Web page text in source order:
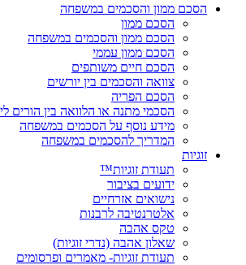
הסכם ממון והסכמים במשפחה
הסכם ממון
הסכם ממון והסכמים במשפחה
הסכם ממון עממי
הסכם חיים משותפים
צוואה והסכמים בין יורשים
הסכם הפריה
הסכמי מתנה או הלוואה בין הורים
מידע נוסף על הסכמים במשפחה
המדריך להסכמים במשפחה
זוגיות
תעודת זוגיות™
ידועים בציבור
נישואים אזרחיים
אלטרנטיבה לרבנות
טקס אהבה
שאלון אהבה (נדרי זוגיות)
תעודת זוגיות- מאמרים ופרסומים